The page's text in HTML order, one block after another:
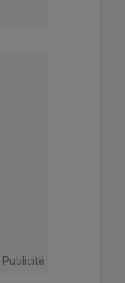
Publicité